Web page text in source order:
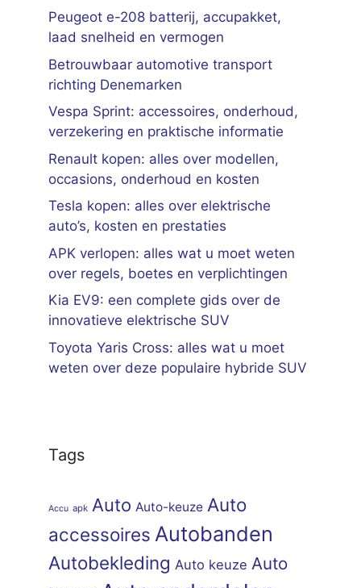
Peugeot e-208 batterij, accupakket,
laad snelheid en vermogen
Betrouwbaar automotive transport
richting Denemarken
Vespa Sprint: accessoires, onderhoud,
verzekering en praktische informatie
Renault kopen: alles over modellen,
occasions, onderhoud en kosten
Tesla kopen: alles over elektrische
auto’s, kosten en prestaties
APK verlopen: alles wat u moet weten
over regels, boetes en verplichtingen
Kia EV9: een complete gids over de
innovatieve elektrische SUV
Toyota Yaris Cross: alles wat u moet
weten over deze populaire hybride SUV
Tags
Accu apk Auto Auto-keuze Auto
accessoires Autobanden
Autobekleding Auto keuze Auto